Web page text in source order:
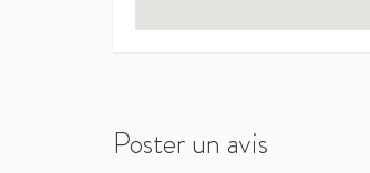
Poster un avis